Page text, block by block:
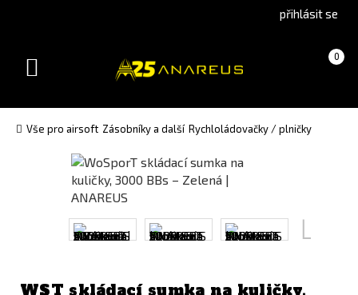
version(Slovak)
přihlásit se
Košík 0
(prázdný)
Toggle
Vše pro airsoft Zásobníky a další Rychloládovačky / plničky
WST skládací sumka na kuličky,